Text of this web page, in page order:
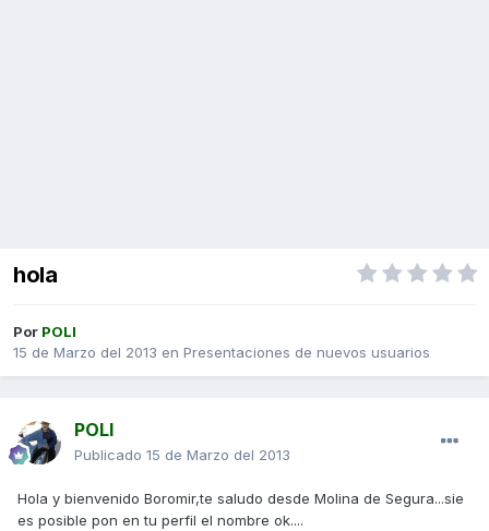
hola
Por POLI
15 de Marzo del 2013 en Presentaciones de nuevos usuarios
POLI
Publicado 15 de Marzo del 2013
Hola y bienvenido Boromir,te saludo desde Molina de Segura...sie
es posible pon en tu perfil el nombre ok....